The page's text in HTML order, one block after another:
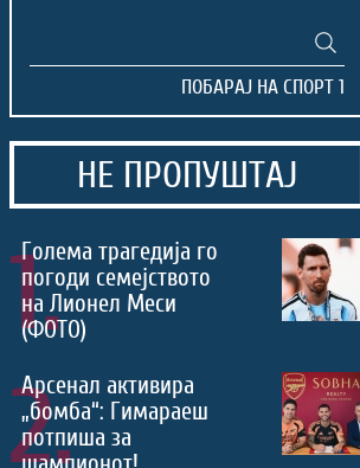
НЕ ПРОПУШТАЈ
1.
Голема трагедија го
погоди семејството
на Лионел Меси
(ФОТО)
2.
Арсенал активира
„бомба“: Гимараеш
потпиша за